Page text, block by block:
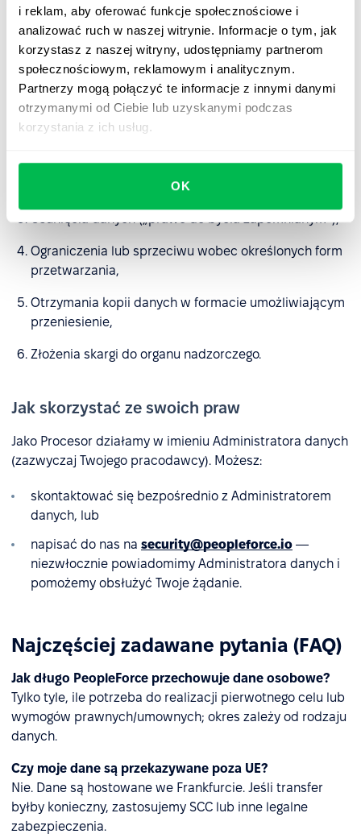
i reklam, aby oferować funkcje społecznościowe i
analizować ruch w naszej witrynie. Informacje o tym, jak
korzystasz z naszej witryny, udostępniamy partnerom
społecznościowym, reklamowym i analitycznym.
Partnerzy mogą połączyć te informacje z innymi danymi
otrzymanymi od Ciebie lub uzyskanymi podczas
korzystania z ich usług.
OK
Szczegóły publikujemy w naszymTrust Hub.
Twoje prawa wynikające z RODO
Masz prawo do:
Dostępu do swoich danych osobowych,
Sprostowania nieprawidłowych lub nieaktualnych
Ograniczenia lub sprzeciwu wobec określonych form
przetwarzania,
Otrzymania kopii danych w formacie umożliwiającym
przeniesienie,
Złożenia skargi do organu nadzorczego.
Jak skorzystać ze swoich praw
Jako Procesor działamy w imieniu Administratora danych
(zazwyczaj Twojego pracodawcy). Możesz:
skontaktować się bezpośrednio z Administratorem
danych, lub
napisać do nas na security@peopleforce.io —
niezwłocznie powiadomimy Administratora danych i
pomożemy obsłużyć Twoje żądanie.
Najczęściej zadawane pytania (FAQ)
Jak długo PeopleForce przechowuje dane osobowe?
Tylko tyle, ile potrzeba do realizacji pierwotnego celu lub
wymogów prawnych/umownych; okres zależy od rodzaju
danych.
Czy moje dane są przekazywane poza UE?
Nie. Dane są hostowane we Frankfurcie. Jeśli transfer
byłby konieczny, zastosujemy SCC lub inne legalne
zabezpieczenia.